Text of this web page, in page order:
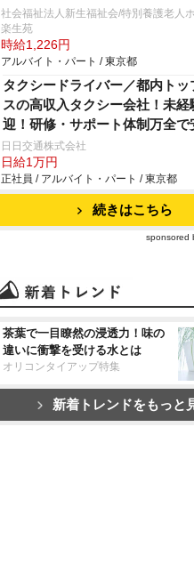
社会福祉法人新生福祉会/特別養護老人
楽生苑
時給1,226円
アルバイト・パート / 東京都
タクシードライバー／都内トッ
スの高収入タクシー会社！未経
迎！研修・サポート体制万全で
ビュー！月収100万円超も可能！
日日交通株式会社
日給1万円
正社員 / アルバイト・パート / 東京都
続きはこちら
sponsored
茶葉で一目瞭然の浸透力！味の
違いに衝撃を受ける水とは
オリコンタイアップ特集
新着トレンドをもっと